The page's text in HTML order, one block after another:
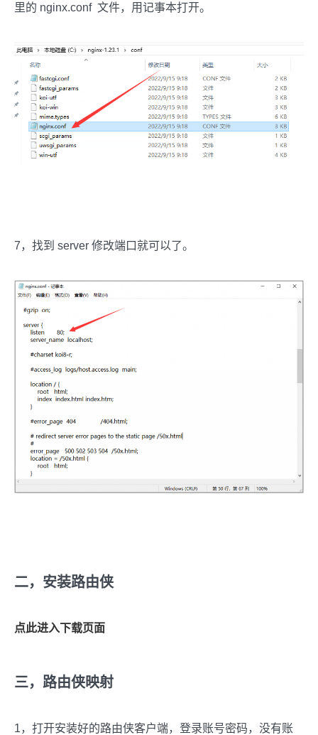
里的 nginx.conf 文件，用记事本打开。
7，找到 server 修改端口就可以了。
二，安装路由侠
点此进入下载页面
三，路由侠映射
1，打开安装好的路由侠客户端，登录账号密码，没有账